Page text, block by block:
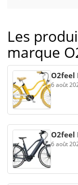
Les
marque
O2feel
6 août
O2feel
6 août